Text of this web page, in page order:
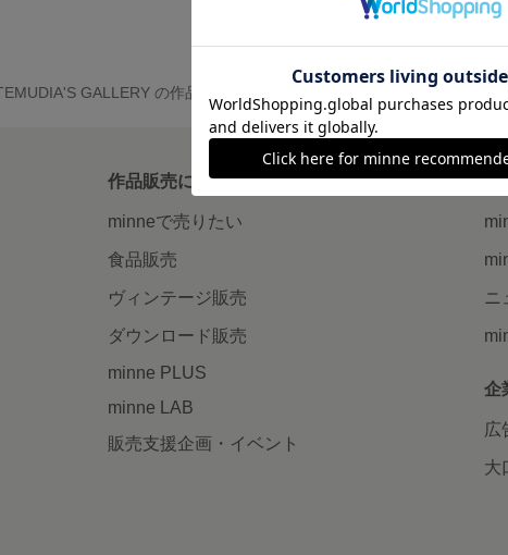
GALLERY の作品一覧
作品販売について
minneで売りたい
食品販売
ヴィンテージ販売
ダウンロード販売
minne PLUS
minne LAB
販売支援企画・イベント
読
ニ
企
広
大